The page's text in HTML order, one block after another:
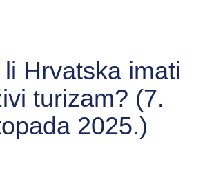
li Hrvatska imati
turizam? (7.
2025.)